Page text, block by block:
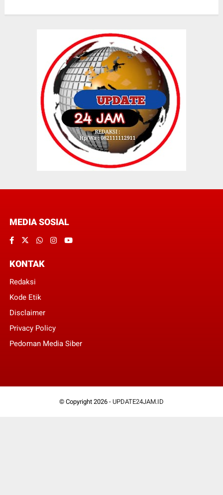
MEDIA SOSIAL
KONTAK
Redaksi
Kode Etik
Disclaimer
Privacy Policy
Pedoman Media Siber
© Copyright 2026 - UPDATE24JAM.ID